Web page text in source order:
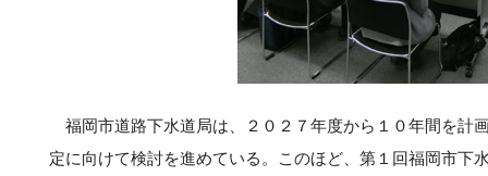
福岡市道路下水道局は、２０２７年度から１０年間を計
定に向けて検討を進めている。このほど、第１回福岡市下